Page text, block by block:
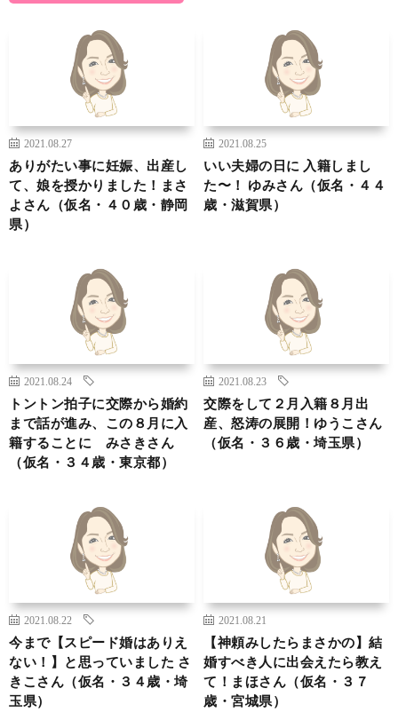
2021.08.27
ありがたい事に妊娠、出産し
て、娘を授かりました！まさ
よさん（仮名・４０歳・静岡
県）
2021.08.25
いい夫婦の日に 入籍しまし
た〜！ ゆみさん（仮名・４４
歳・滋賀県）
2021.08.24
トントン拍子に交際から婚約
まで話が進み、この８月に入
籍することに みさきさん
（仮名・３４歳・東京都）
2021.08.23
交際をして２月入籍８月出
産、怒涛の展開！ゆうこさん
（仮名・３６歳・埼玉県）
2021.08.22
今まで【スピード婚はありえ
ない！】と思っていました さ
きこさん（仮名・３４歳・埼
玉県）
2021.08.21
【神頼みしたらまさかの】結
婚すべき人に出会えたら教え
て！まほさん（仮名・３７
歳・宮城県）